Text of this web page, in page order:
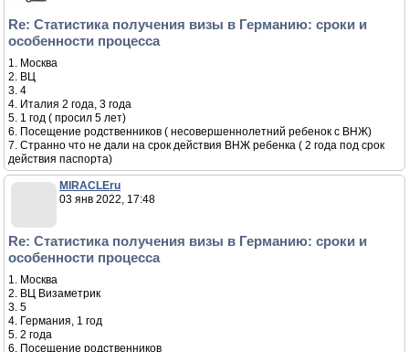
Re: Статистика получения визы в Германию: сроки и
особенности процесса
1. Москва
2. ВЦ
3. 4
4. Италия 2 года, 3 года
5. 1 год ( просил 5 лет)
6. Посещение родственников ( несовершеннолетний ребенок с ВНЖ)
7. Странно что не дали на срок действия ВНЖ ребенка ( 2 года под срок
действия паспорта)
MIRACLEru
03 янв 2022, 17:48
Re: Статистика получения визы в Германию: сроки и
особенности процесса
1. Москва
2. ВЦ Визаметрик
3. 5
4. Германия, 1 год
5. 2 года
6. Посещение родственников